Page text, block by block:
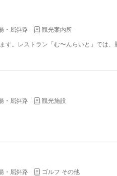
・屈斜路
観光案内所
・屈斜路
観光施設
・屈斜路 ゴルフ その他